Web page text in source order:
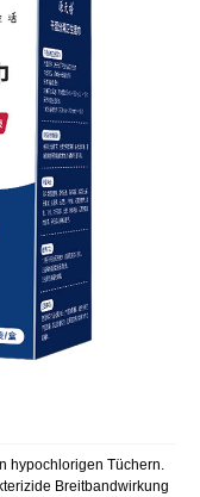
hypochlorigen Tüchern.
Breitbandwirkung